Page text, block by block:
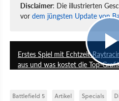
Disclaimer: Die illustrierten
vor dem jüngsten Update von
Erstes Spiel mit Echtzeit-
aus und was kostet die Top-
Battlefield 5 Artikel Specials